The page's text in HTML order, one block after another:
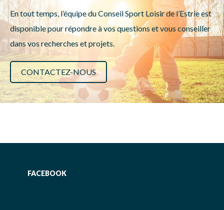
En tout temps, l’équipe du Conseil Sport Loisir de l’Estrie est
disponible pour répondre à vos questions et vous conseiller
dans vos recherches et projets.
CONTACTEZ-NOUS
FACEBOOK